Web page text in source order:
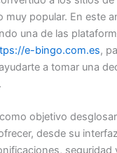
muy popular. En este
una de las
e-bingo.com.es,
a tomar una
objetivo
desde su
seguridad